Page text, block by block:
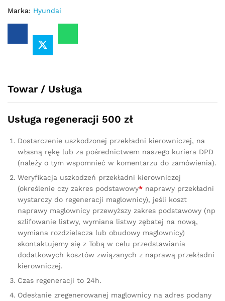
maglownica
Marka: Hyundai
Towar / Usługa
Usługa regeneracji 500 zł
Dostarczenie uszkodzonej przekładni kierowniczej, na
własną rękę lub za pośrednictwem naszego kuriera DPD
(należy o tym wspomnieć w komentarzu do zamówienia).
Weryfikacja uszkodzeń przekładni kierowniczej
(określenie czy zakres podstawowy* naprawy przekładni
wystarczy do regeneracji maglownicy), jeśli koszt
naprawy maglownicy przewyższy zakres podstawowy (np
szlifowanie listwy, wymiana listwy zębatej na nową,
wymiana rozdzielacza lub obudowy maglownicy)
skontaktujemy się z Tobą w celu przedstawiania
dodatkowych kosztów związanych z naprawą przekładni
kierowniczej.
Czas regeneracji to 24h.
Odesłanie zregenerowanej maglownicy na adres podany